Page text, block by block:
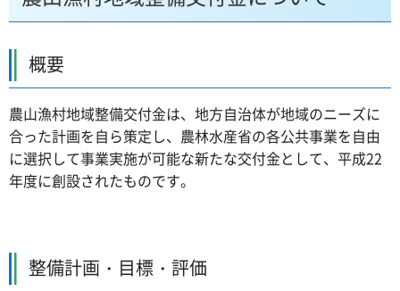
概要
農山漁村地域整備交付金は、地方自治体が地域のニーズに
合った計画を自ら策定し、農林水産省の各公共事業を自由
に選択して事業実施が可能な新たな交付金として、平成22
年度に創設されたものです。
整備計画・目標・評価